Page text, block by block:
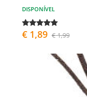
DISPONÍVEL
€ 1,89 € 1,99